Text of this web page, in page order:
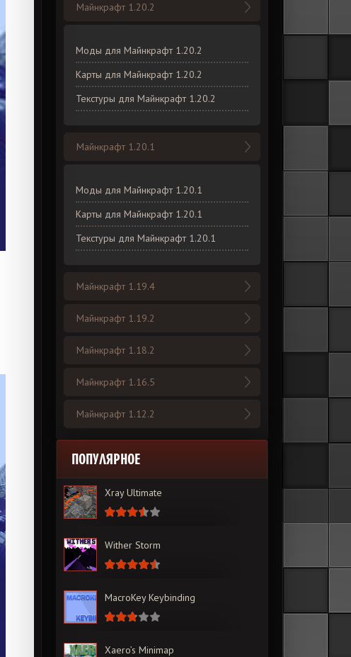
Майнкрафт 1.20.2
Моды для Майнкрафт 1.20.2
Карты для Майнкрафт 1.20.2
Текстуры для Майнкрафт 1.20.2
Майнкрафт 1.20.1
Моды для Майнкрафт 1.20.1
Карты для Майнкрафт 1.20.1
Текстуры для Майнкрафт 1.20.1
Майнкрафт 1.19.4
Майнкрафт 1.19.2
Майнкрафт 1.18.2
Майнкрафт 1.16.5
Майнкрафт 1.12.2
ПОПУЛЯРНОЕ
Xray Ultimate
Wither Storm
MacroKey Keybinding
Xaero’s Minimap